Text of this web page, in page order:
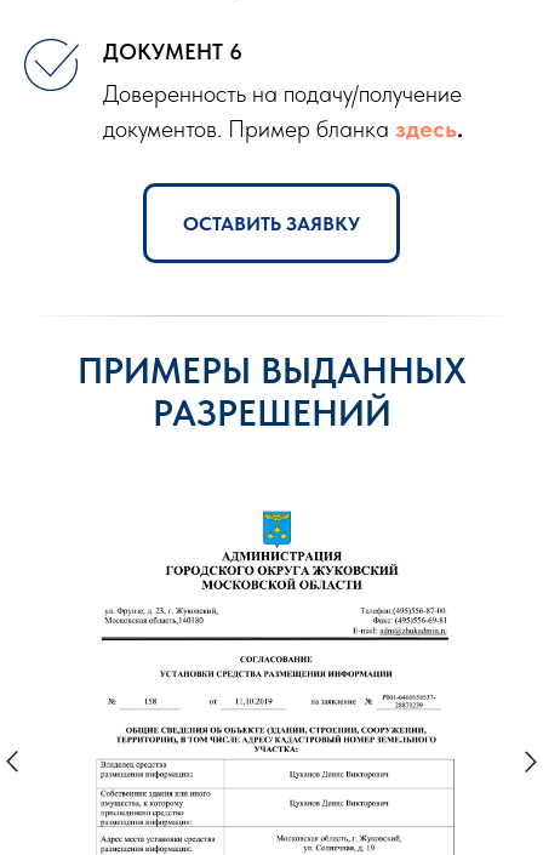
ДОКУМЕНТ 6
Доверенность на подачу/получение
документов. Пример бланка здесь.
ОСТАВИТЬ ЗАЯВКУ
ПРИМЕРЫ ВЫДАННЫХ
РАЗРЕШЕНИЙ